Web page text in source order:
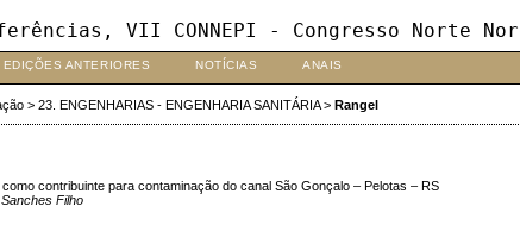
VII CONNEPI - Congresso Norte
EDIÇÕES ANTERIORES NOTÍCIAS ANAIS
> 23. ENGENHARIAS - ENGENHARIA SANITÁRIA> Rangel
contribuinte para contaminação do canal São Gonçalo – Pelotas – RS
Filho